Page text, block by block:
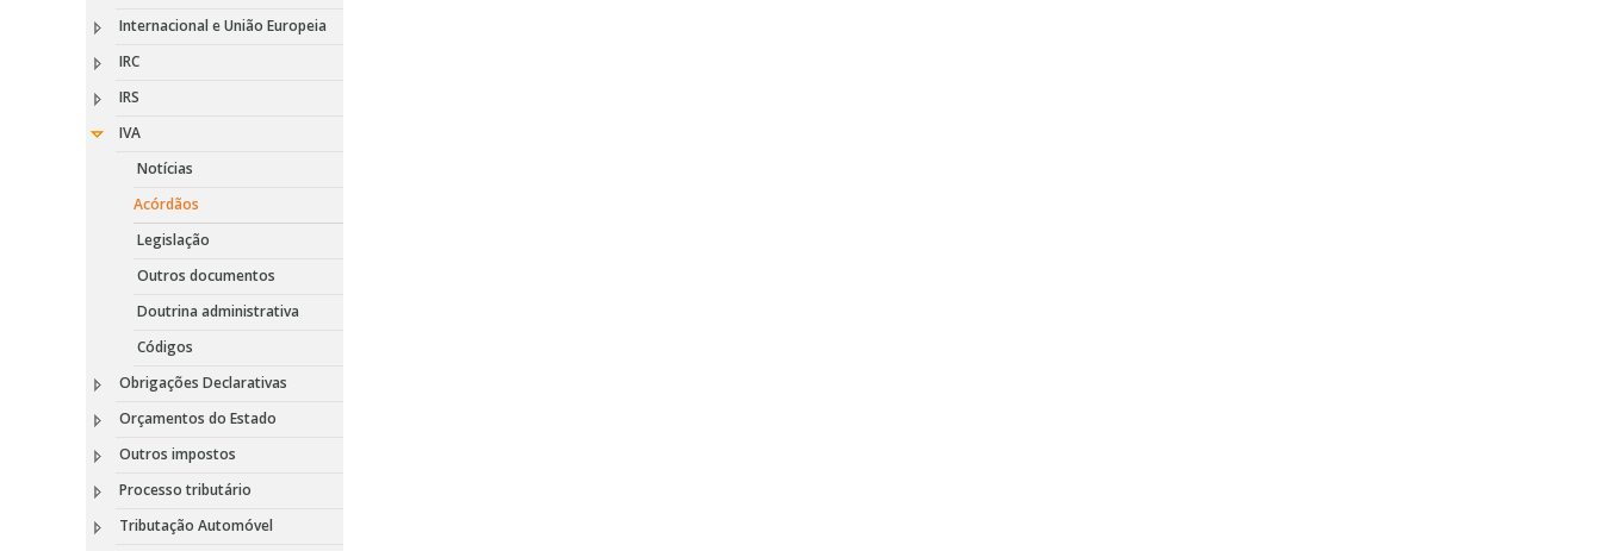
Internacional e União Europeia
IRC
IRS
IVA
Notícias
Acórdãos
Legislação
Outros documentos
Doutrina administrativa
Códigos
Obrigações Declarativas
Orçamentos do Estado
Outros impostos
Processo tributário
Tributação Automóvel